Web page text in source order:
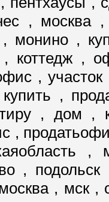
, москва
монино ,
, коттедж ,
,
купить ,
, дом
,
,
, мск